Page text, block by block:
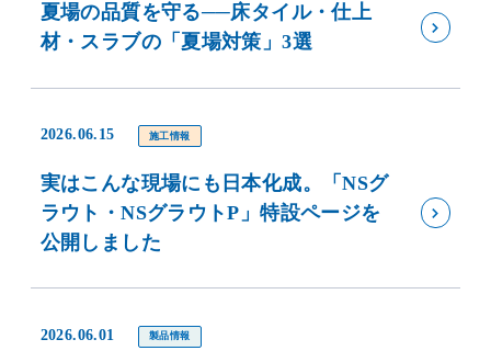
夏場の品質を守る──床タイル・仕上
材・スラブの「夏場対策」3選
2026.06.15 施工情報
実はこんな現場にも日本化成。「NSグ
ラウト・NSグラウトP」特設ページを
公開しました
2026.06.01 製品情報